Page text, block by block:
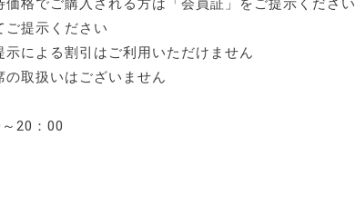
提示ください
による割引はご利用いただけません
取扱いはございません
20：00